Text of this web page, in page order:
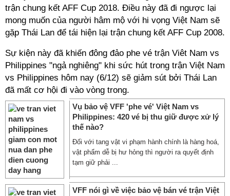
trận chung kết AFF Cup 2018. Điều này đã đi ngược lại
mong muốn của người hâm mộ với hi vọng Việt Nam sẽ
gặp Thái Lan để tái hiện lại trận chung kết AFF Cup 2008.
Sự kiện này đã khiến đông đảo phe vé trận Viêt Nam vs
Philippines "ngả nghiêng" khi sức hút trong trận Việt Nam
vs Philippines hôm nay (6/12) sẽ giảm sút bởi Thái Lan
đã mất cơ hội đi vào vòng trong.
Vụ bảo vệ VFF 'phe vé' Việt Nam vs
Philippines: 420 vé bị thu giữ được xử lý
thế nào?
Đối với tang vật vi phạm hành chính là hàng hoá,
vật phẩm dễ bị hư hỏng thì người ra quyết định
tạm giữ phải ...
VFF nói gì về việc bảo vệ bán vé trận Việt